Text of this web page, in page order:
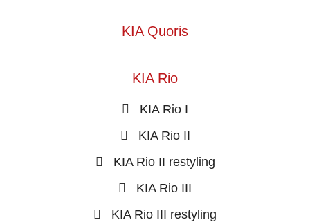
KIA Quoris
KIA Rio
KIA Rio I
KIA Rio II
KIA Rio II restyling
KIA Rio III
KIA Rio III restyling